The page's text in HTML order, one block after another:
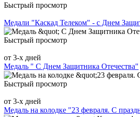
Быстрый просмотр
Медали "Каскад Телеком" - с Днем
Быстрый просмотр
от 3-х дней
Медаль " С Днем Защитника Отечества"
Быстрый просмотр
от 3-х дней
Медаль на колодке "23 февраля. С